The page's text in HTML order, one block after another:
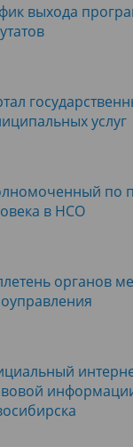
выхода
услуг
по
в НСО
органов